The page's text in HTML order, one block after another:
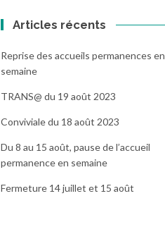
Articles récents
Reprise des accueils permanences en
semaine
TRANS@ du 19 août 2023
Conviviale du 18 août 2023
Du 8 au 15 août, pause de l’accueil
permanence en semaine
Fermeture 14 juillet et 15 août